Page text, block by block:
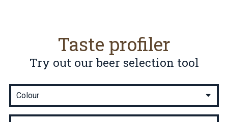
Taste profiler
Try out our beer selection tool